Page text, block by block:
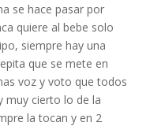
se hace pasar por
quiere al bebe solo
siempre hay una
que se mete en
voz y voto que todos
muy cierto lo de la
la tocan y en 2